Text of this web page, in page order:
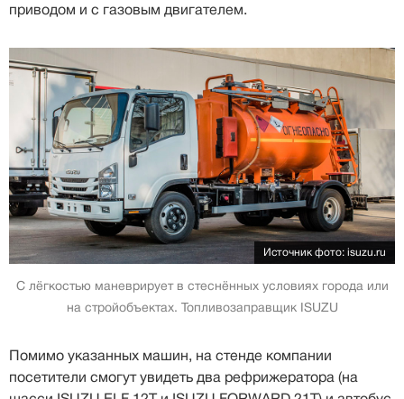
приводом и с газовым двигателем.
Источник фото: isuzu.ru
С лёгкостью маневрирует в стеснённых условиях города или
на стройобъектах. Топливозаправщик ISUZU
Помимо указанных машин, на стенде компании
посетители смогут увидеть два рефрижератора (на